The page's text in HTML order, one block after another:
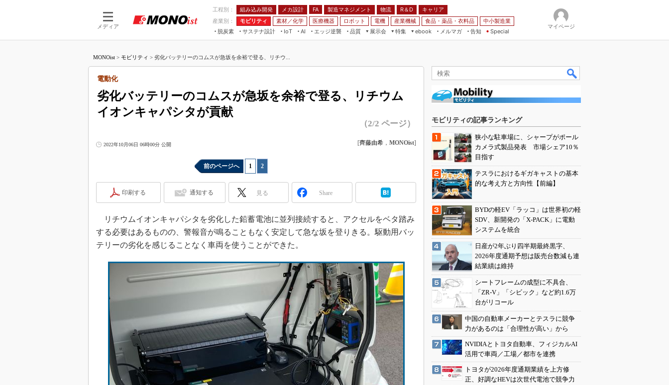
メディア
工程別： 組み込み開発 メカ設計 FA 製造マネジメント 物流 R＆D
キャリア
産業別：
モビリティ 素材／化学 医療機器 ロボット 電機 産業機械 食品・薬品・衣料品
中小製造業
脱炭素
サステナ設計
IoT
つながる工場
AI
AI×設備保全
エッジ逆襲 品質
展示会
JIMTOF
IIFES
日本ものづくりワールド
AUTOMOTIVE WORLD
産業オープンネット展
特集
VR／AR
フィールドサービス
ISO26262
インダストリー4.0
イノベーション
製造業ビッグデータ
メイドインジャパン
植物工場
知財マネジメント
海外生産
グローバル設計・開発
ebook
FA
メルマガ
告知 Special
マイページ
MONOist > モビリティ > 劣化バッテリーのコムスが急坂を余裕で登る、リチウ...
劣化バッテリーのコムスが急坂を余裕で登る、リチウム
イオンキャパシタが貢献
電動化
（2/2 ページ）
2022年10月06日 06時00分 公開 [齊藤由希 ， MONOist]
前のページへ 1 2
印刷する 通知する 見る Share
リチウムイオンキャパシタを劣化した鉛蓄電池に並列接続すると、アクセルをベタ踏み
する必要はあるものの、警報音が鳴ることもなく安定して急な坂を登りきる。駆動用バッ
テリーの劣化を感じることなく車両を使うことができた。
モビリティの記事ランキング
狭小な駐車場に、シャープがポール
カメラ式製品発表 市場シェア10％
目指す
テスラにおけるギガキャストの基本
的な考え方と方向性【前編】
BYDの軽EV「ラッコ」は世界初の軽
SDV、新開発の「X-PACK」に電動
システムを統合
日産が2年ぶり四半期最終黒字、
2026年度通期予想は販売台数減も連
結業績は維持
シートフレームの成型に不具合、
「ZR-V」「シビック」など約1.6万
台がリコール
中国の自動車メーカーとテスラに競争
力があるのは「合理性が高い」から
NVIDIAとトヨタ自動車、フィジカルAI
活用で車両／工場／都市を連携
トヨタが2026年度通期業績を上方修
正、好調なHEVは次世代電池で競争力